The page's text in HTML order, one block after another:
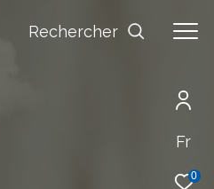
Fr
0
Rechercher